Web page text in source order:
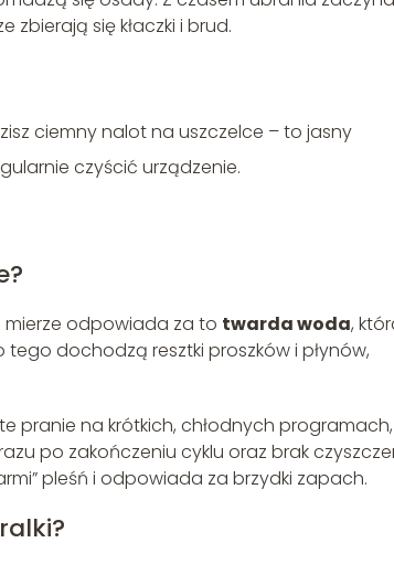
się kłaczki i brud.
ciemny nalot na uszczelce – to jasny
czyścić urządzenie.
mierze odpowiada za to twarda woda,
tego dochodzą resztki proszków i płynów,
pranie na krótkich, chłodnych programach,
po zakończeniu cyklu oraz brak
pleśń i odpowiada za brzydki zapach.